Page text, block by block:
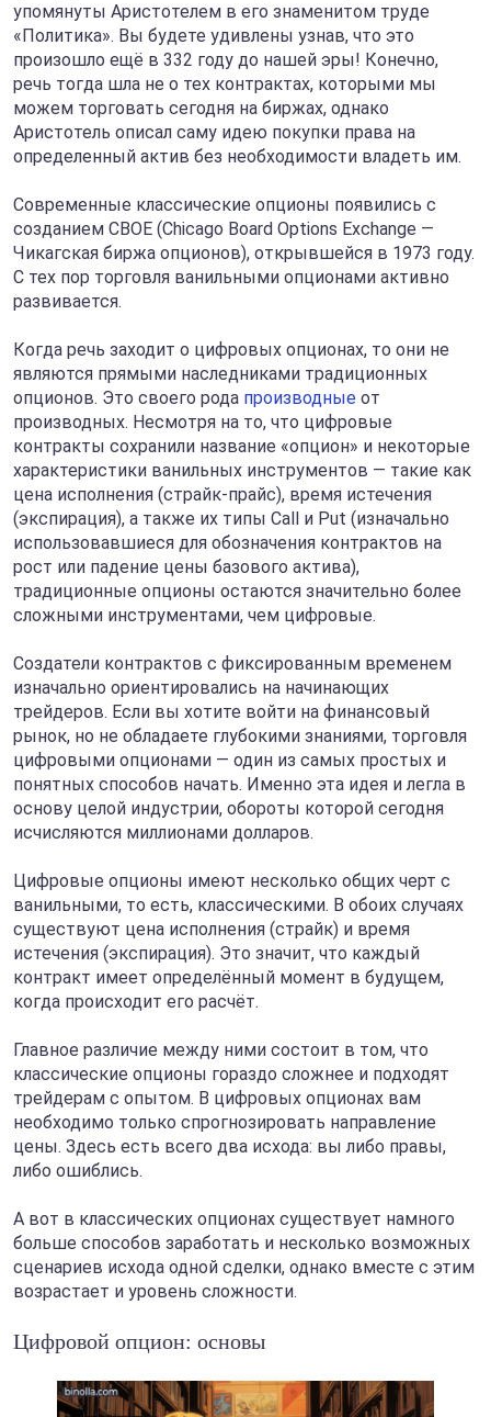
упомянуты Аристотелем в его знаменитом труде
«Политика». Вы будете удивлены узнав, что это
произошло ещё в 332 году до нашей эры! Конечно,
речь тогда шла не о тех контрактах, которыми мы
можем торговать сегодня на биржах, однако
Аристотель описал саму идею покупки права на
определенный актив без необходимости владеть им.
Современные классические опционы появились с
созданием CBOE (Chicago Board Options Exchange —
Чикагская биржа опционов), открывшейся в 1973 году.
С тех пор торговля ванильными опционами активно
развивается.
Когда речь заходит о цифровых опционах, то они не
являются прямыми наследниками традиционных
опционов. Это своего рода производные от
производных. Несмотря на то, что цифровые
контракты сохранили название «опцион» и некоторые
характеристики ванильных инструментов — такие как
цена исполнения (страйк-прайс), время истечения
(экспирация), а также их типы Call и Put (изначально
использовавшиеся для обозначения контрактов на
рост или падение цены базового актива),
традиционные опционы остаются значительно более
сложными инструментами, чем цифровые.
Создатели контрактов с фиксированным временем
изначально ориентировались на начинающих
трейдеров. Если вы хотите войти на финансовый
рынок, но не обладаете глубокими знаниями, торговля
цифровыми опционами — один из самых простых и
понятных способов начать. Именно эта идея и легла в
основу целой индустрии, обороты которой сегодня
исчисляются миллионами долларов.
Цифровые опционы имеют несколько общих черт с
ванильными, то есть, классическими. В обоих случаях
существуют цена исполнения (страйк) и время
истечения (экспирация). Это значит, что каждый
контракт имеет определённый момент в будущем,
когда происходит его расчёт.
Главное различие между ними состоит в том, что
классические опционы гораздо сложнее и подходят
трейдерам с опытом. В цифровых опционах вам
необходимо только спрогнозировать направление
цены. Здесь есть всего два исхода: вы либо правы,
либо ошиблись.
А вот в классических опционах существует намного
больше способов заработать и несколько возможных
сценариев исхода одной сделки, однако вместе с этим
возрастает и уровень сложности.
Цифровой опцион: основы